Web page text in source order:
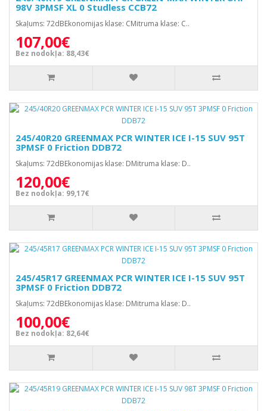
98V 3PMSF XL 0 Studless CCB72
Skaļums: 72dBEkonomijas klase: CMitruma klase: C..
107,00€
Bez nodokļa: 88,43€
245/40R20 GREENMAX PCR WINTER ICE I-15 SUV 95T
3PMSF 0 Friction DDB72
Skaļums: 72dBEkonomijas klase: DMitruma klase: D..
120,00€
Bez nodokļa: 99,17€
245/45R17 GREENMAX PCR WINTER ICE I-15 SUV 95T
3PMSF 0 Friction DDB72
Skaļums: 72dBEkonomijas klase: DMitruma klase: D..
100,00€
Bez nodokļa: 82,64€